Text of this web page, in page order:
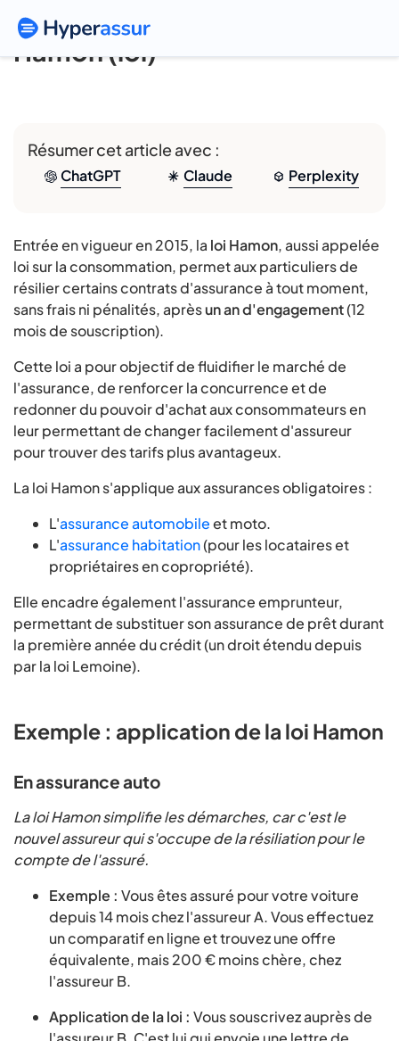
Hamon (loi)
Résumer cet article avec :
ChatGPT Claude Perplexity
Entrée en vigueur en 2015, la loi Hamon, aussi appelée
loi sur la consommation, permet aux particuliers de
résilier certains contrats d'assurance à tout moment,
sans frais ni pénalités, aprèsun an d'engagement(12
mois de souscription).
Cette loi a pour objectif de fluidifier le marché de
l'assurance, de renforcer la concurrence et de
redonner du pouvoir d'achat aux consommateurs en
leur permettant de changer facilement d'assureur
pour trouver des tarifs plus avantageux.
La loi Hamon s'applique aux assurances obligatoires :
L'assurance automobileet moto.
L'assurance habitation(pour les locataires et
propriétaires en copropriété).
Elle encadre également l'assurance emprunteur,
permettant de substituer son assurance de prêt durant
la première année du crédit (un droit étendu depuis
par la loi Lemoine).
Exemple : application de la loi Hamon
En assurance auto
La loi Hamon simplifie les démarches, car c'est le
nouvel assureur qui s'occupe de la résiliation pour le
compte de l'assuré.
Exemple : Vous êtes assuré pour votre voiture
depuis 14 mois chez l'assureur A. Vous effectuez
un comparatif en ligne et trouvez une offre
équivalente, mais 200 € moins chère, chez
l'assureur B.
Application de la loi : Vous souscrivez auprès de